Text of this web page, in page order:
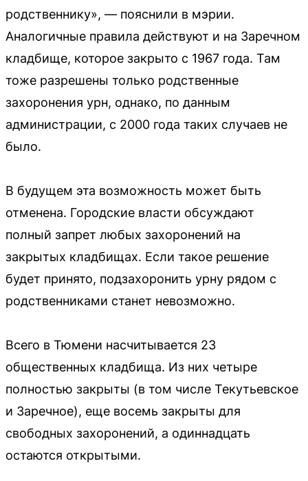
родственнику», — пояснили в мэрии.
Аналогичные правила действуют и на Заречном
кладбище, которое закрыто с 1967 года. Там
тоже разрешены только родственные
захоронения урн, однако, по данным
администрации, с 2000 года таких случаев не
было.
В будущем эта возможность может быть
отменена. Городские власти обсуждают
полный запрет любых захоронений на
закрытых кладбищах. Если такое решение
будет принято, подзахоронить урну рядом с
родственниками станет невозможно.
Всего в Тюмени насчитывается 23
общественных кладбища. Из них четыре
полностью закрыты (в том числе Текутьевское
и Заречное), еще восемь закрыты для
свободных захоронений, а одиннадцать
остаются открытыми.